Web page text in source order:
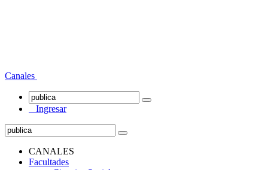
Canales
Ingresar
CANALES
Facultades